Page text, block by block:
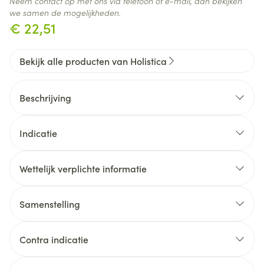
€ 22,51
we samen de mogelijkheden.
Bekijk alle producten van Holistica
Beschrijving
Indicatie
Wettelijk verplichte informatie
Samenstelling
Contra indicatie